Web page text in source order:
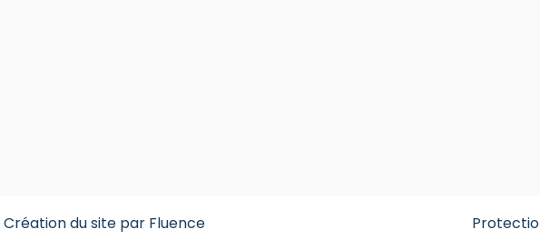
Création du site par Fluence